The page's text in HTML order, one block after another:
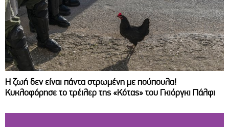
Η ζωή δεν είναι πάντα στρωμένη με πούπουλα!
Κυκλοφόρησε το τρέιλερ της «Κότας» του Γκιόργκι Πάλφι